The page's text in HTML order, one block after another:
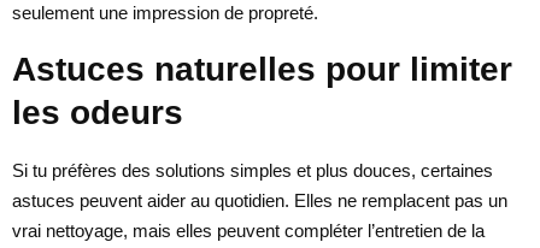
seulement une impression de propreté.
Astuces naturelles pour limiter
les odeurs
Si tu préfères des solutions simples et plus douces, certaines
astuces peuvent aider au quotidien. Elles ne remplacent pas un
vrai nettoyage, mais elles peuvent compléter l’entretien de la